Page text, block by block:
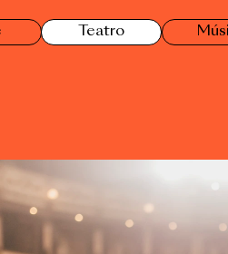
Música